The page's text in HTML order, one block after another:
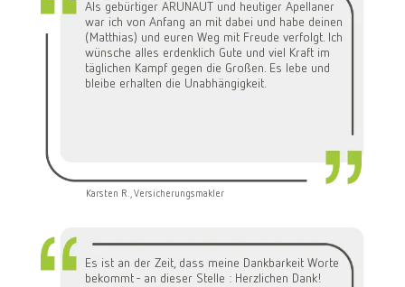
Als gebürtiger ARUNAUT und heutiger Apellaner
war ich von Anfang an mit dabei und habe deinen
(Matthias) und euren Weg mit Freude verfolgt. Ich
wünsche alles erdenklich Gute und viel Kraft im
täglichen Kampf gegen die Großen. Es lebe und
bleibe erhalten die Unabhängigkeit.
Karsten R., Versicherungsmakler
Es ist an der Zeit, dass meine Dankbarkeit Worte
bekommt - an dieser Stelle : Herzlichen Dank!